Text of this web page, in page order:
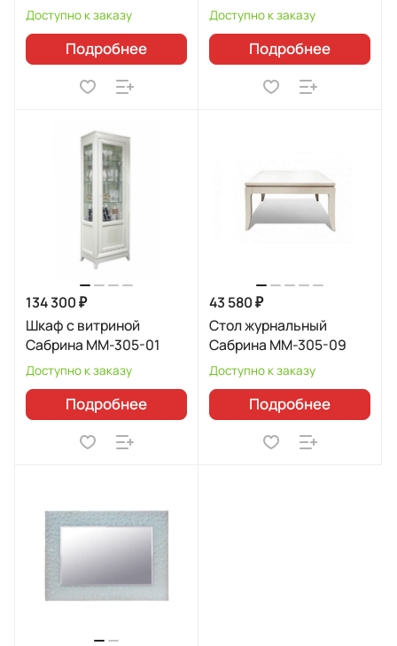
Доступно к заказу
Подробнее
Доступно к заказу
Подробнее
134 300 ₽
Шкаф с витриной
Сабрина ММ-305-01
Доступно к заказу
Подробнее
43 580 ₽
Стол журнальный
Сабрина ММ-305-09
Доступно к заказу
Подробнее